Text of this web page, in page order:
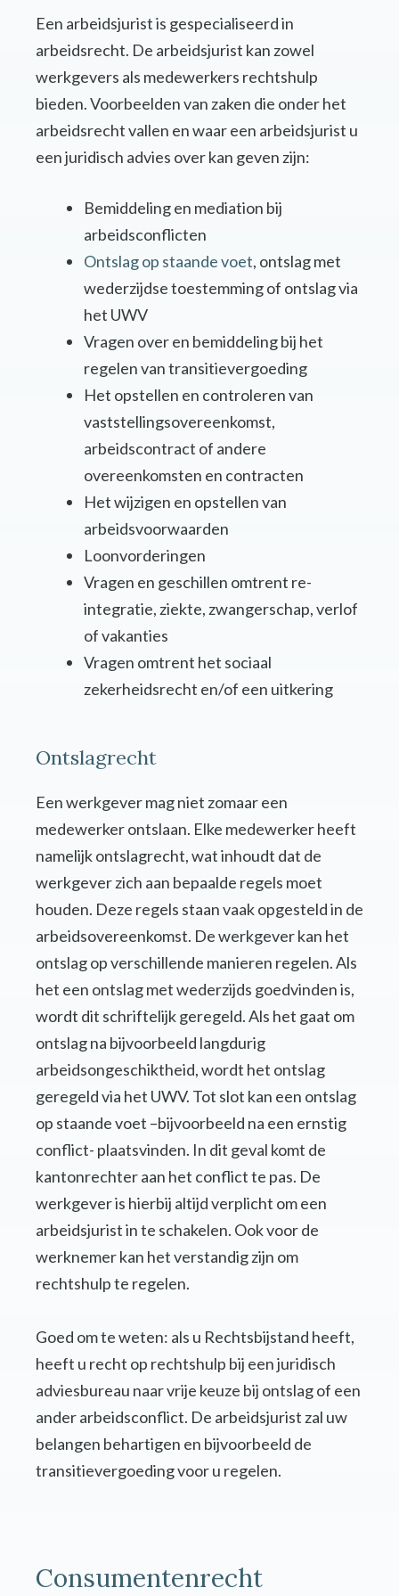
Een arbeidsjurist is gespecialiseerd in
arbeidsrecht. De arbeidsjurist kan zowel
werkgevers als medewerkers rechtshulp
bieden. Voorbeelden van zaken die onder het
arbeidsrecht vallen en waar een arbeidsjurist u
een juridisch advies over kan geven zijn:
Bemiddeling en mediation bij
arbeidsconflicten
Ontslag op staande voet, ontslag met
wederzijdse toestemming of ontslag via
het UWV
Vragen over en bemiddeling bij het
regelen van transitievergoeding
Het opstellen en controleren van
vaststellingsovereenkomst,
arbeidscontract of andere
overeenkomsten en contracten
Het wijzigen en opstellen van
arbeidsvoorwaarden
Loonvorderingen
Vragen en geschillen omtrent re-
integratie, ziekte, zwangerschap, verlof
of vakanties
Vragen omtrent het sociaal
zekerheidsrecht en/of een uitkering
Ontslagrecht
Een werkgever mag niet zomaar een
medewerker ontslaan. Elke medewerker heeft
namelijk ontslagrecht, wat inhoudt dat de
werkgever zich aan bepaalde regels moet
houden. Deze regels staan vaak opgesteld in de
arbeidsovereenkomst. De werkgever kan het
ontslag op verschillende manieren regelen. Als
het een ontslag met wederzijds goedvinden is,
wordt dit schriftelijk geregeld. Als het gaat om
ontslag na bijvoorbeeld langdurig
arbeidsongeschiktheid, wordt het ontslag
geregeld via het UWV. Tot slot kan een ontslag
op staande voet –bijvoorbeeld na een ernstig
conflict- plaatsvinden. In dit geval komt de
kantonrechter aan het conflict te pas. De
werkgever is hierbij altijd verplicht om een
arbeidsjurist in te schakelen. Ook voor de
werknemer kan het verstandig zijn om
rechtshulp te regelen.
Goed om te weten: als u Rechtsbijstand heeft,
heeft u recht op rechtshulp bij een juridisch
adviesbureau naar vrije keuze bij ontslag of een
ander arbeidsconflict. De arbeidsjurist zal uw
belangen behartigen en bijvoorbeeld de
transitievergoeding voor u regelen.
Consumentenrecht